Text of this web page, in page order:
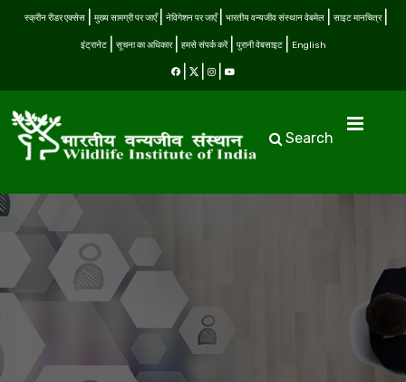
स्क्रीन रीडर एक्सेस मुख्य सामग्री पर जाएँ नेविगेशन पर जाएँ भारतीय वन्यजीव संस्थान वेबमेल साइट मानचित्र
इंट्रानेट सूचना का अधिकार हमसे संपर्क करें पुरानी वेबसाइट English
Search